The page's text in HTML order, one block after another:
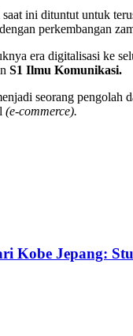
ini dituntut untuk
perkembangan
era digitalisasi ke
S1 Ilmu Komunikasi.
seorang pengolah
(e-commerce).
Kobe Jepang: